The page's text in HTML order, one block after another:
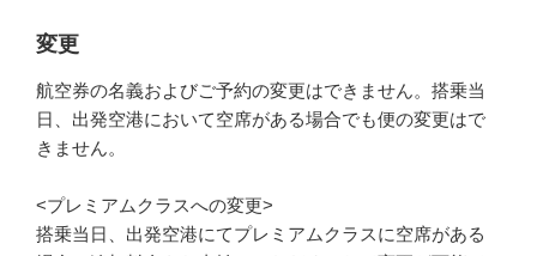
変更
航空券の名義およびご予約の変更はできません。搭乗当
日、出発空港において空席がある場合でも便の変更はで
きません。
<プレミアムクラスへの変更>
搭乗当日、出発空港にてプレミアムクラスに空席がある